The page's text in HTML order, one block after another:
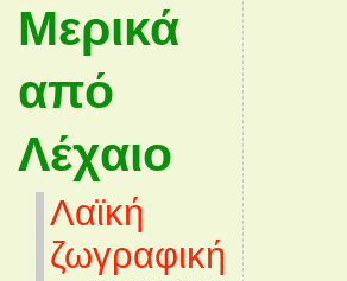
Μερικά
από
Λέχαιο
Λαϊκή
ζωγραφική